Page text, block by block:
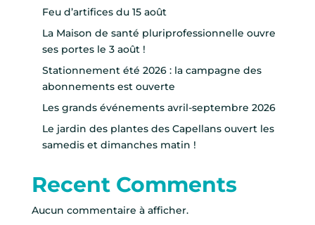
Feu d’artifices du 15 août
La Maison de santé pluriprofessionnelle ouvre
ses portes le 3 août !
Stationnement été 2026 : la campagne des
abonnements est ouverte
Les grands événements avril-septembre 2026
Le jardin des plantes des Capellans ouvert les
samedis et dimanches matin !
Recent Comments
Aucun commentaire à afficher.